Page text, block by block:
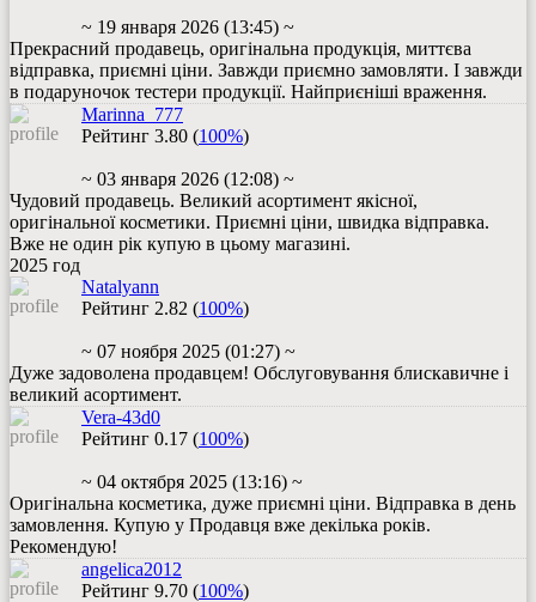
~ 19 января 2026 (13:45) ~
Прекрасний продавець, оригінальна продукція, миттєва
відправка, приємні ціни. Завжди приємно замовляти. І завжди
в подаруночок тестери продукції. Найприєніші враження.
Marinna_777
Рейтинг 3.80 (100%)
~ 03 января 2026 (12:08) ~
Чудовий продавець. Великий асортимент якісної,
оригінальної косметики. Приємні ціни, швидка відправка.
Вже не один рік купую в цьому магазині.
2025 год
Natalyann
Рейтинг 2.82 (100%)
~ 07 ноября 2025 (01:27) ~
Дуже задоволена продавцем! Обслуговування блискавичне і
великий асортимент.
Vera-43d0
Рейтинг 0.17 (100%)
~ 04 октября 2025 (13:16) ~
Оригінальна косметика, дуже приємні ціни. Відправка в день
замовлення. Купую у Продавця вже декілька років.
Рекомендую!
angelica2012
Рейтинг 9.70 (100%)